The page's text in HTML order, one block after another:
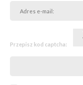
Przepisz kod captcha: